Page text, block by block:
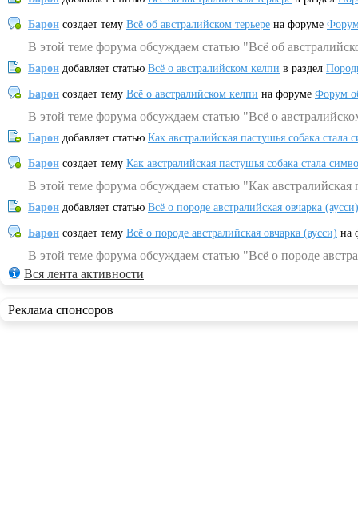
Барон создает тему Всё об австралийском терьере на форуме
В этой теме форума обсуждаем статью "Всё об
Барон добавляет статью Всё о австралийском келпи в раздел
Барон создает тему Всё о австралийском келпи на форуме Форум
В этой теме форума обсуждаем статью "Всё о
Барон добавляет статью Как австралийская пастушья собака
Барон создает тему Как австралийская пастушья собака стала
В этой теме форума обсуждаем статью "Как
Барон добавляет статью Всё о породе австралийская овчарка (аусси)
Барон создает тему Всё о породе австралийская овчарка (аусси) на
В этой теме форума обсуждаем статью "Всё о породе
Вся лента активности
Реклама спонсоров